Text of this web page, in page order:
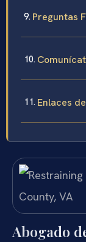
Preguntas
Enlaces
Abogado